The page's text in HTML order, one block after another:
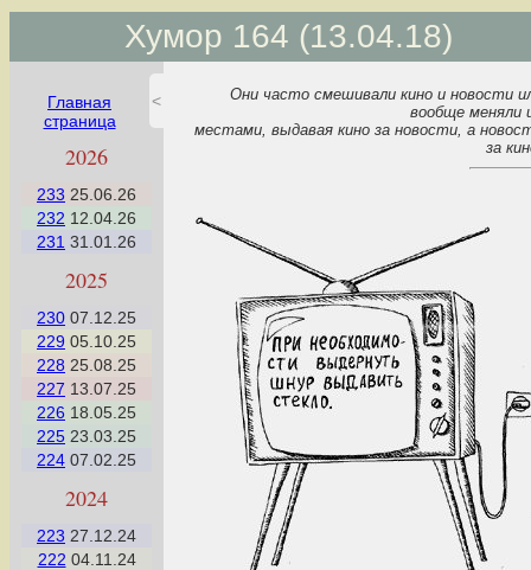
Хумор 164 (13.04.18)
<
Главная
страница
2026
233 25.06.26
232 12.04.26
231 31.01.26
2025
230 07.12.25
229 05.10.25
228 25.08.25
227 13.07.25
226 18.05.25
225 23.03.25
224 07.02.25
2024
223 27.12.24
222 04.11.24
Если Вы видите это сообщение,
то ваш браузер не поддерживает
Функциональность сайта
ограничена!
Они часто смешивали кино и новости
вообще меняли
местами, выдавая кино за новости, а
за